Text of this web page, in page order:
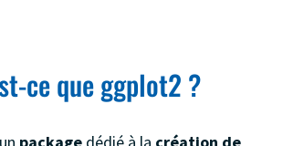
ce que ggplot2 ?